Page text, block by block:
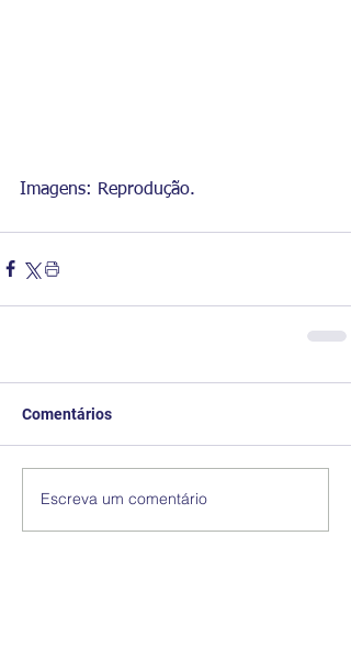
Imagens: Reprodução.
Comentários
Escreva um comentário